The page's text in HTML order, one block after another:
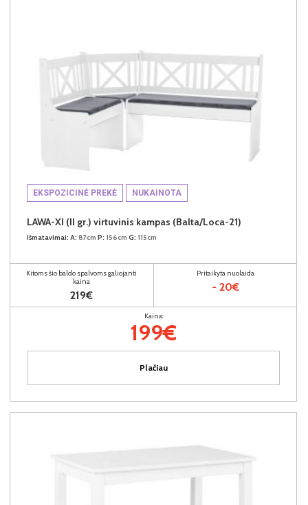
EKSPOZICINĖ PREKĖ NUKAINOTA
LAWA-XI (II gr.) virtuvinis kampas (Balta/Loca-21)
Išmatavimai: A: 87cm P: 156cm G: 115cm
Kitoms šio baldo spalvoms galiojanti
kaina
219€
Pritaikyta nuolaida
- 20€
Kaina:
199€
Plačiau